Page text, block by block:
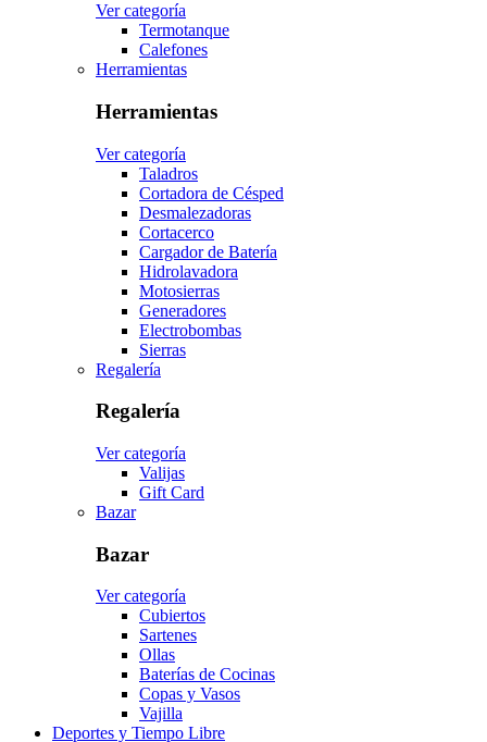
Ver categoría
Termotanque
Calefones
Herramientas
Herramientas
Ver categoría
Taladros
Cortadora de Césped
Desmalezadoras
Cortacerco
Cargador de Batería
Hidrolavadora
Motosierras
Generadores
Electrobombas
Sierras
Regalería
Regalería
Ver categoría
Valijas
Gift Card
Bazar
Bazar
Ver categoría
Cubiertos
Sartenes
Ollas
Baterías de Cocinas
Copas y Vasos
Vajilla
Deportes y Tiempo Libre